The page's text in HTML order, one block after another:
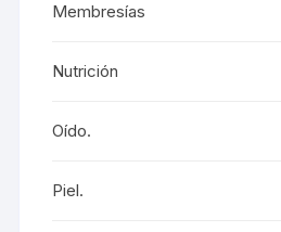
Membresías
Nutrición
Oído.
Piel.